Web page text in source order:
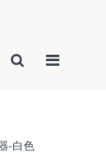
-白色